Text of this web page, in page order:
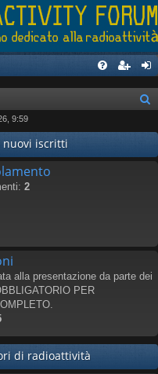
c
9:59
nuovi iscritti
2
alla presentazione da parte dei
PER
di radioattività